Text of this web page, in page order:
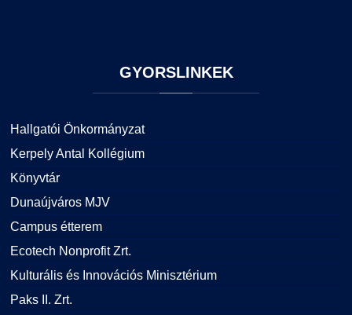
GYORSLINKEK
Hallgatói Önkormányzat
Kerpely Antal Kollégium
Könyvtár
Dunaújváros MJV
Campus étterem
Ecotech Nonprofit Zrt.
Kulturális és Innovációs Minisztérium
Paks II. Zrt.